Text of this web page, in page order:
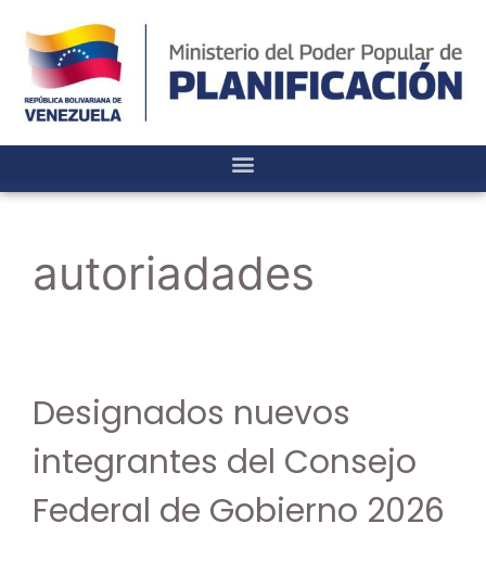
autoriadades
Designados nuevos
integrantes del Consejo
Federal de Gobierno 2026